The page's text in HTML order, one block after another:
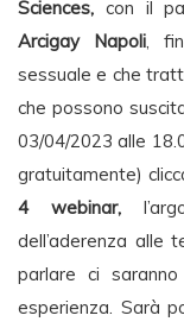
Sciences, con il
Arcigay Napoli,
sessuale e che
che possono
03/04/2023 alle
gratuitamente)
4 webinar,
dell’aderenza alle
parlare ci
esperienza. Sarà